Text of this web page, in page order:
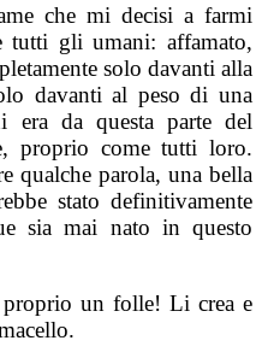
che mi decisi a farmi
tutti gli umani: affamato,
solo davanti alla
davanti al peso di una
era da questa parte del
proprio come tutti loro.
qualche parola, una bella
stato definitivamente
sia mai nato in questo
un folle! Li crea e